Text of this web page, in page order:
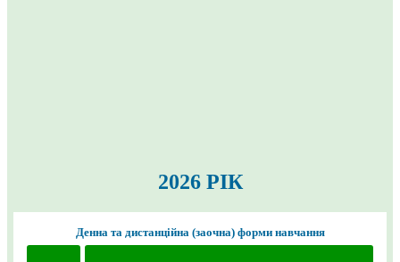
2026 РІК
Денна та дистанційна (заочна) форми навчання